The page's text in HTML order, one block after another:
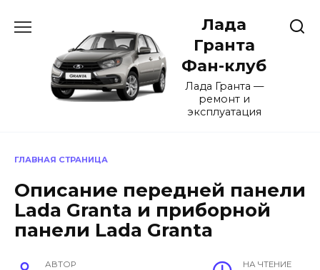
содержанию
Лада
Гранта
Фан-клуб
Лада Гранта —
ремонт и
эксплуатация
ГЛАВНАЯ СТРАНИЦА
Описание передней панели
Lada Granta и приборной
панели Lada Granta
АВТОР НА ЧТЕНИЕ